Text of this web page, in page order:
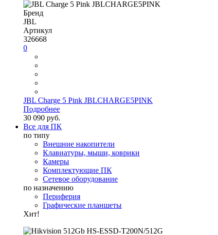
Бренд
JBL
Артикул
326668
0
JBL Charge 5 Pink JBLCHARGE5PINK
Подробнее
30 090 руб.
Все для ПК
по типу
Внешние накопители
Клавиатуры, мыши, коврики
Камеры
Комплектующие ПК
Сетевое оборудование
по назначению
Периферия
Графические планшеты
Хит!